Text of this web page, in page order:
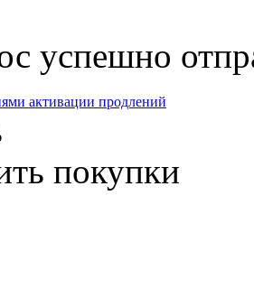
успешно
активации продлений
покупки